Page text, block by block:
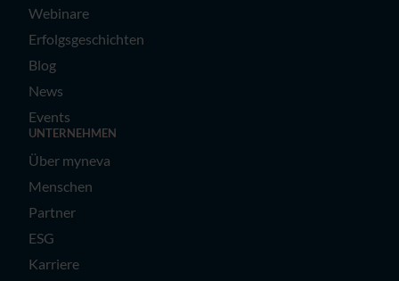
Webinare
Erfolgsgeschichten
Blog
News
Events
UNTERNEHMEN
Über myneva
Menschen
Partner
ESG
Karriere